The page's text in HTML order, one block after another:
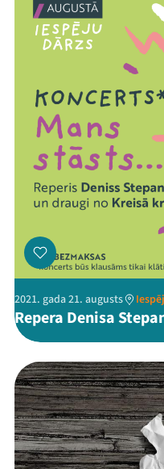
2021. gada 21. augusts
Repera Denisa